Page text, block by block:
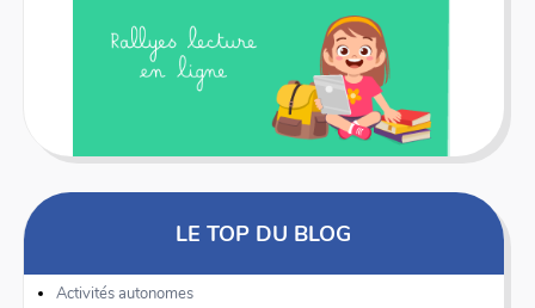
LE TOP DU BLOG
Activités autonomes